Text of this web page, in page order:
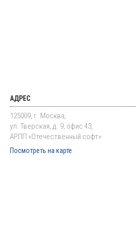
АДРЕС
125009, г. Москва,
ул. Тверская, д. 9, офис 43,
АРПП «Отечественный софт»
Посмотреть на карте